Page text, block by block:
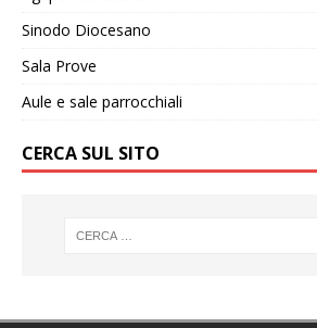
Sinodo Diocesano
Sala Prove
Aule e sale parrocchiali
CERCA SUL SITO